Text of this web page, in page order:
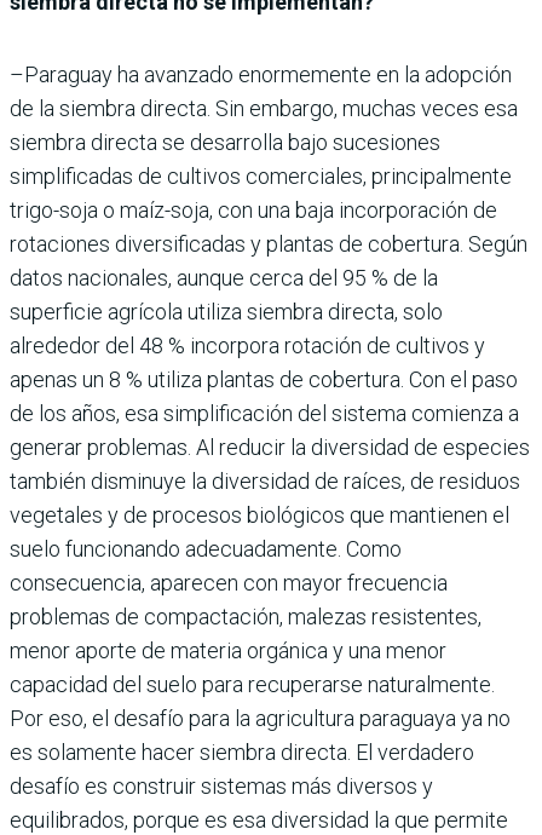
–Paraguay ha avanzado enormemente en la adopción
de la siembra directa. Sin embargo, muchas veces esa
siembra directa se desarrolla bajo sucesiones
simplificadas de cultivos comerciales, principalmente
trigo-soja o maíz-soja, con una baja incorporación de
rotaciones diversificadas y plantas de cobertura. Según
datos nacionales, aunque cerca del 95 % de la
superficie agrícola utiliza siembra directa, solo
alrededor del 48 % incorpora rotación de cultivos y
apenas un 8 % utiliza plantas de cobertura. Con el paso
de los años, esa simplificación del sistema comienza a
generar problemas. Al reducir la diversidad de especies
también disminuye la diversidad de raíces, de residuos
vegetales y de procesos biológicos que mantienen el
suelo funcionando adecuadamente. Como
consecuencia, aparecen con mayor frecuencia
problemas de compactación, malezas resistentes,
menor aporte de materia orgánica y una menor
capacidad del suelo para recuperarse naturalmente.
Por eso, el desafío para la agricultura paraguaya ya no
es solamente hacer siembra directa. El verdadero
desafío es construir sistemas más diversos y
equilibrados, porque es esa diversidad la que permite